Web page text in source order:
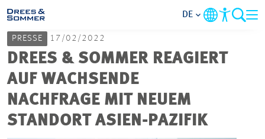
MARKETS
SERVICES
UNTERNEHMEN
DE
PRESSE 17/02/2022
DREES & SOMMER REAGIERT
AUF WACHSENDE
NACHFRAGE MIT NEUEM
STANDORT ASIEN-PAZIFIK